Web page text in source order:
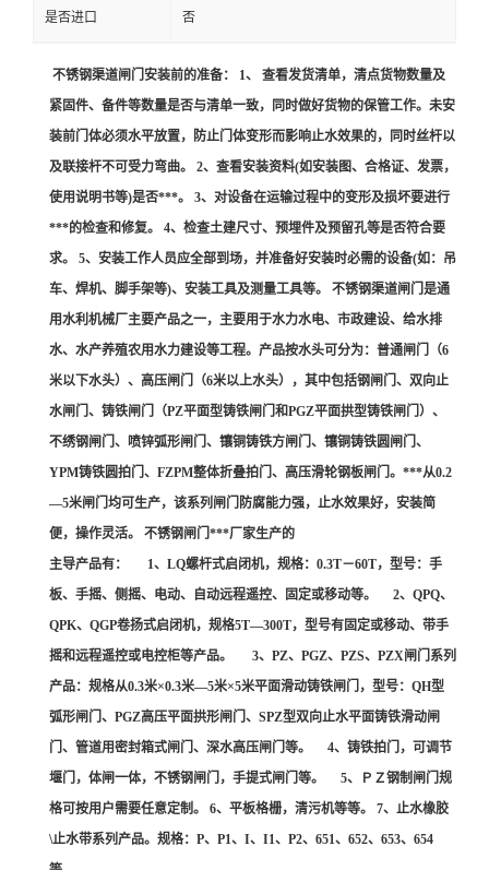
是否进口 否
不锈钢渠道闸门安装前的准备： 1、 查看发货清单，清点货物数量及
紧固件、备件等数量是否与清单一致，同时做好货物的保管工作。未安
装前门体必须水平放置，防止门体变形而影响止水效果的，同时丝杆以
及联接杆不可受力弯曲。 2、查看安装资料(如安装图、合格证、发票，
使用说明书等)是否***。 3、对设备在运输过程中的变形及损坏要进行
***的检查和修复。 4、检查土建尺寸、预埋件及预留孔等是否符合要
求。 5、安装工作人员应全部到场，并准备好安装时必需的设备(如：吊
车、焊机、脚手架等)、安装工具及测量工具等。 不锈钢渠道闸门是通
用水利机械厂主要产品之一，主要用于水力水电、市政建设、给水排
水、水产养殖农用水力建设等工程。产品按水头可分为：普通闸门（6
米以下水头）、高压闸门（6米以上水头），其中包括钢闸门、双向止
水闸门、铸铁闸门（PZ平面型铸铁闸门和PGZ平面拱型铸铁闸门）、
不绣钢闸门、喷锌弧形闸门、镶铜铸铁方闸门、镶铜铸铁圆闸门、
YPM铸铁圆拍门、FZPM整体折叠拍门、高压滑轮钢板闸门。***从0.2
—5米闸门均可生产，该系列闸门防腐能力强，止水效果好，安装简
便，操作灵活。 不锈钢闸门***厂家生产的
主导产品有： 1、LQ螺杆式启闭机，规格：0.3T－60T，型号：手
板、手摇、侧摇、电动、自动远程遥控、固定或移动等。 2、QPQ、
QPK、QGP卷扬式启闭机，规格5T—300T，型号有固定或移动、带手
摇和远程遥控或电控柜等产品。 3、PZ、PGZ、PZS、PZX闸门系列
产品：规格从0.3米×0.3米—5米×5米平面滑动铸铁闸门，型号：QH型
弧形闸门、PGZ高压平面拱形闸门、SPZ型双向止水平面铸铁滑动闸
门、管道用密封箱式闸门、深水高压闸门等。 4、铸铁拍门，可调节
堰门，体闸一体，不锈钢闸门，手提式闸门等。 5、ＰＺ钢制闸门规
格可按用户需要任意定制。 6、平板格栅，清污机等等。 7、止水橡胶
\止水带系列产品。规格：P、P1、I、I1、P2、651、652、653、654